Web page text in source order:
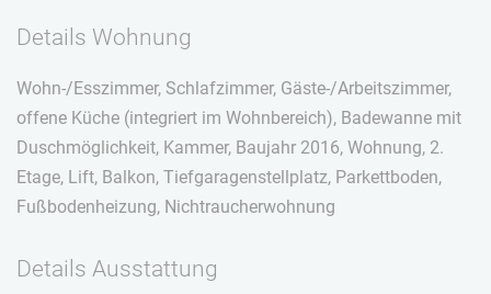
Details Wohnung
Wohn-/Esszimmer, Schlafzimmer, Gäste-/Arbeitszimmer,
offene Küche (integriert im Wohnbereich), Badewanne mit
Duschmöglichkeit, Kammer, Baujahr 2016, Wohnung, 2.
Etage, Lift, Balkon, Tiefgaragenstellplatz, Parkettboden,
Fußbodenheizung, Nichtraucherwohnung
Details Ausstattung